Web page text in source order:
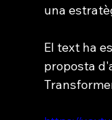
una
El text ha
proposta